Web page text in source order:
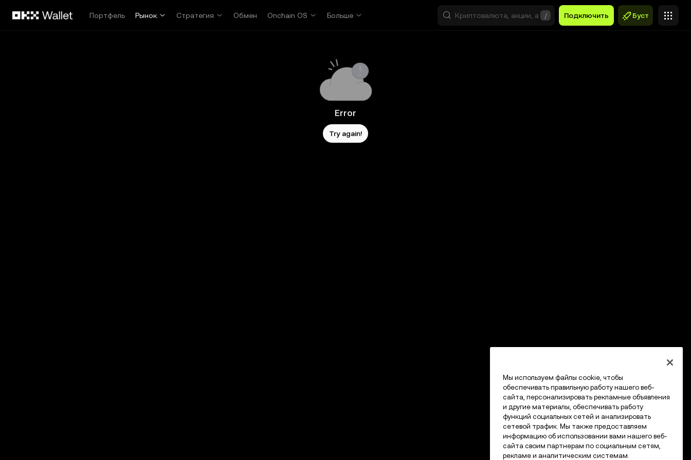
Портфель
Рынок Стратегия Обмен Onchain OS Больше / Подключить Буст
Error
Try again!
Мы используем файлы cookie, чтобы
обеспечивать правильную работу нашего веб-
сайта, персонализировать рекламные объявления
и другие материалы, обеспечивать работу
функций социальных сетей и анализировать
сетевой трафик. Мы также предоставляем
информацию об использовании вами нашего веб-
сайта своим партнерам по социальным сетям,
рекламе и аналитическим системам.